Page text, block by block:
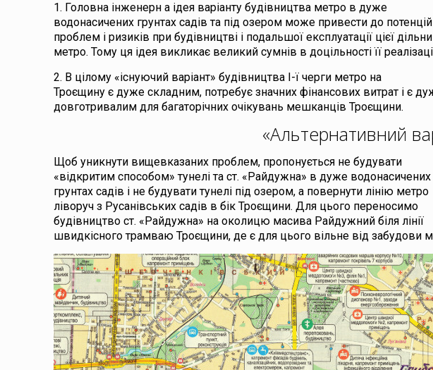
1. Головна інженерн а ідея варіанту будівництва метро в дуже
водонасичених грунтах садів та під озером може привести до
проблем і ризиків при будівництві і подальшої експлуатації цієї
метро. Тому ця ідея викликає великий сумнів в доцільності її
2. В цілому «існуючий варіант» будівництва І-ї черги метро на
Троєщину є дуже складним, потребує значних фінансових витрат і є
довготривалим для багаторічних очікувань мешканців Троєщини.
«Альтернативний
Щоб уникнути вищевказаних проблем, пропонується не будувати
«відкритим способом» тунелі та ст. «Райдужна» в дуже водонасичених
грунтах садів і не будувати тунелі під озером, а повернути лінію метро
ліворуч з Русанівських садів в бік Троєщини. Для цього переносимо
будівництво ст. «Райдужна» на околицю масива Райдужний біля лінії
швидкісного трамваю Троєщини, де є для цього вільне від забудови